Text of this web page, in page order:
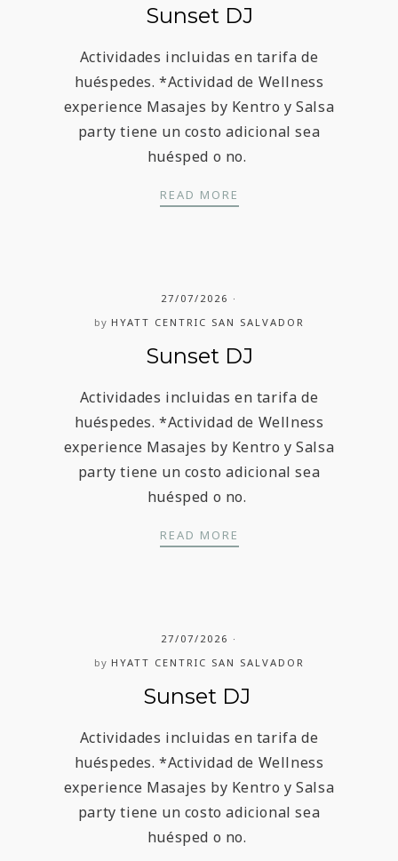
Sunset DJ
Actividades incluidas en tarifa de
huéspedes. *Actividad de Wellness
experience Masajes by Kentro y Salsa
party tiene un costo adicional sea
huésped o no.
READ MORE
27/07/2026
by HYATT CENTRIC SAN SALVADOR
Sunset DJ
Actividades incluidas en tarifa de
huéspedes. *Actividad de Wellness
experience Masajes by Kentro y Salsa
party tiene un costo adicional sea
huésped o no.
READ MORE
27/07/2026
by HYATT CENTRIC SAN SALVADOR
Sunset DJ
Actividades incluidas en tarifa de
huéspedes. *Actividad de Wellness
experience Masajes by Kentro y Salsa
party tiene un costo adicional sea
huésped o no.